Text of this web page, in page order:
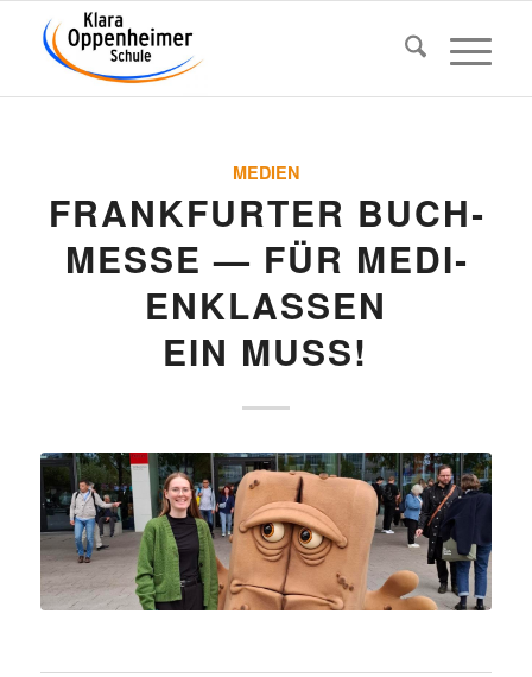
MEDIEN
FRANK­FURTER BUCH­
MESSE — FÜR MEDI­
EN­KLASSEN
EIN MUSS!